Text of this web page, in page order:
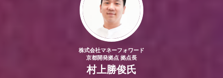
株式会社マネーフォワード
京都開発拠点 拠点長
村上勝俊氏